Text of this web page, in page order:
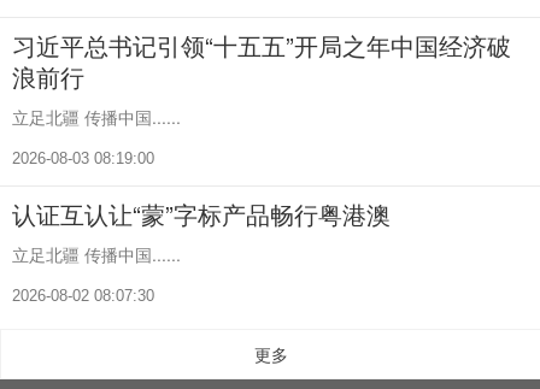
习近平总书记引领“十五五”开局之年中国经济破
浪前行
立足北疆 传播中国......
2026-08-03 08:19:00
认证互认让“蒙”字标产品畅行粤港澳
立足北疆 传播中国......
2026-08-02 08:07:30
更多